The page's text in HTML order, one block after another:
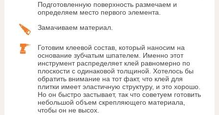
Подготовленную поверхность размечаем и
определяем место первого элемента.
Замачиваем материал.
Готовим клеевой состав, который наносим на
основание зубчатым шпателем. Именно этот
инструмент распределяет клей равномерно по
плоскости с одинаковой толщиной. Хотелось бы
обратить внимание на тот факт, что клей для
плитки имеет эластичную структуру, и это хорошо.
Но он быстро застывает, так что советуем готовить
небольшой объем скрепляющего материала,
чтобы он не высох.